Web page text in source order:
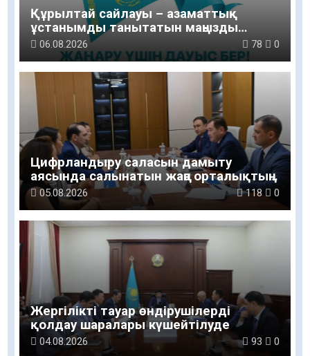
Құрылтай сайлауы – азаматтық
ұстанымды танытатын маңызды
қадам
06.08.2026 78 0
Цифрландыру саласын дамыту
аясында салынатын жаңа орталықтың
жобасы талқыланды
05.08.2026 118 0
Жергілікті тауар өндірушілерді
қолдау шаралары күшейтілуде
04.08.2026 93 0